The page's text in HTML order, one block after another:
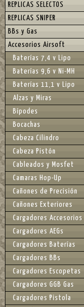
REPLICAS SELECTOS
REPLICAS SNIPER
BBs y Gas
Accesorios Airsoft
Baterías 7,4 v Lipo
Baterías 9,6 v Ni-MH
Baterías 11,1 v Lipo
Alzas y Miras
Bípodes
Bocachas
Cabeza Cilindro
Cabeza Pistón
Cableados y Mosfet
Camaras Hop-Up
Cañones de Precisión
Cañones Exteriores
Cargadores Accesorios
Cargadores AEGs
Cargadores Baterías
Cargadores BBs
Cargadores Escopetas
Cargadores GGB Gas
Cargadores Pistola